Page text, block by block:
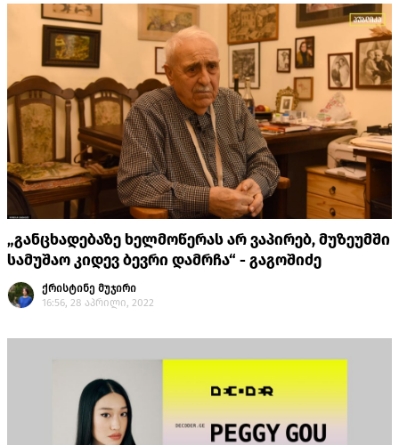
„განცხადებაზე ხელმოწერას არ ვაპირებ, მუზეუმში
სამუშაო კიდევ ბევრი დამრჩა“ - გაგოშიძე
ქრისტინე მუჯირი
16:56, 28 აპრილი, 2022